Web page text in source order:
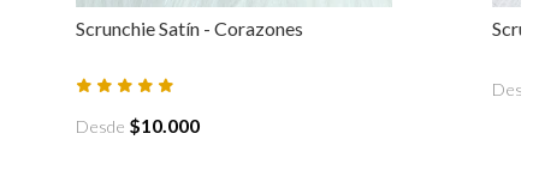
Scrunchie Satín - Corazones
Desde $10.000